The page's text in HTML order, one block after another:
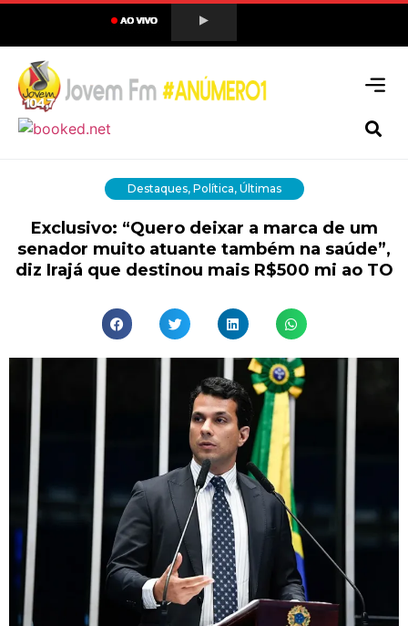
Destaques, Política, Últimas
Exclusivo: “Quero deixar a marca de um
senador muito atuante também na saúde”,
diz Irajá que destinou mais R$500 mi ao TO